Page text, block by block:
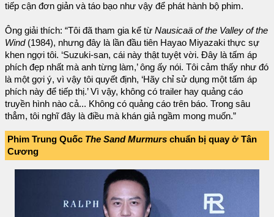
tiếp cận đơn giản và táo bạo như vậy để phát hành bộ phim.
Ông giải thích: “Tôi đã tham gia kể từ Nausicaä of the Valley of the
Wind(1984), nhưng đây là lần đầu tiên Hayao Miyazaki thực sự
khen ngợi tôi. ‘Suzuki-san, cái này thật tuyệt vời. Đây là tấm áp
phích đẹp nhất mà anh từng làm,’ ông ấy nói. Tôi cảm thấy như đó
là một gợi ý, vì vậy tôi quyết định, ‘Hãy chỉ sử dụng một tấm áp
phích này để tiếp thị.’ Vì vậy, không có trailer hay quảng cáo
truyền hình nào cả... Không có quảng cáo trên báo. Trong sâu
thẳm, tôi nghĩ đây là điều mà khán giả ngầm mong muốn.”
Phim Trung Quốc The Sand Murmurs chuẩn bị quay ở Tân
Cương